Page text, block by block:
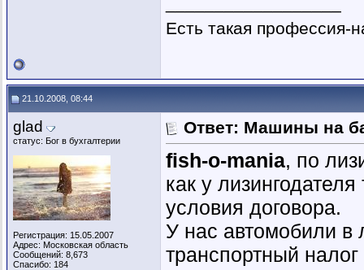
Есть такая профессия-
21.10.2008, 08:44
glad
статус: Бог в бухгалтерии
Регистрация: 15.05.2007
Адрес: Московская область
Сообщений: 8,673
Спасибо: 184
Ответ: Машины на
fish-o-mania, по
как у
условия договора.
У нас автомобили в
транспортный